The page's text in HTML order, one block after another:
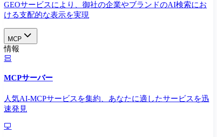
GEOサービスにより、御社の企業やブランドのAI検索にお
ける支配的な表示を実現​
MCP
情報
MCPサーバー
人気AI-MCPサービスを集約、あなたに適したサービスを迅
速発見